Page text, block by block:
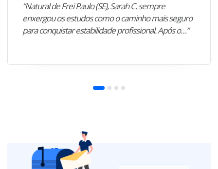
“Natural de Frei Paulo (SE), Sarah C. sempre
enxergou os estudos como o caminho mais seguro
para conquistar estabilidade profissional. Após o…”